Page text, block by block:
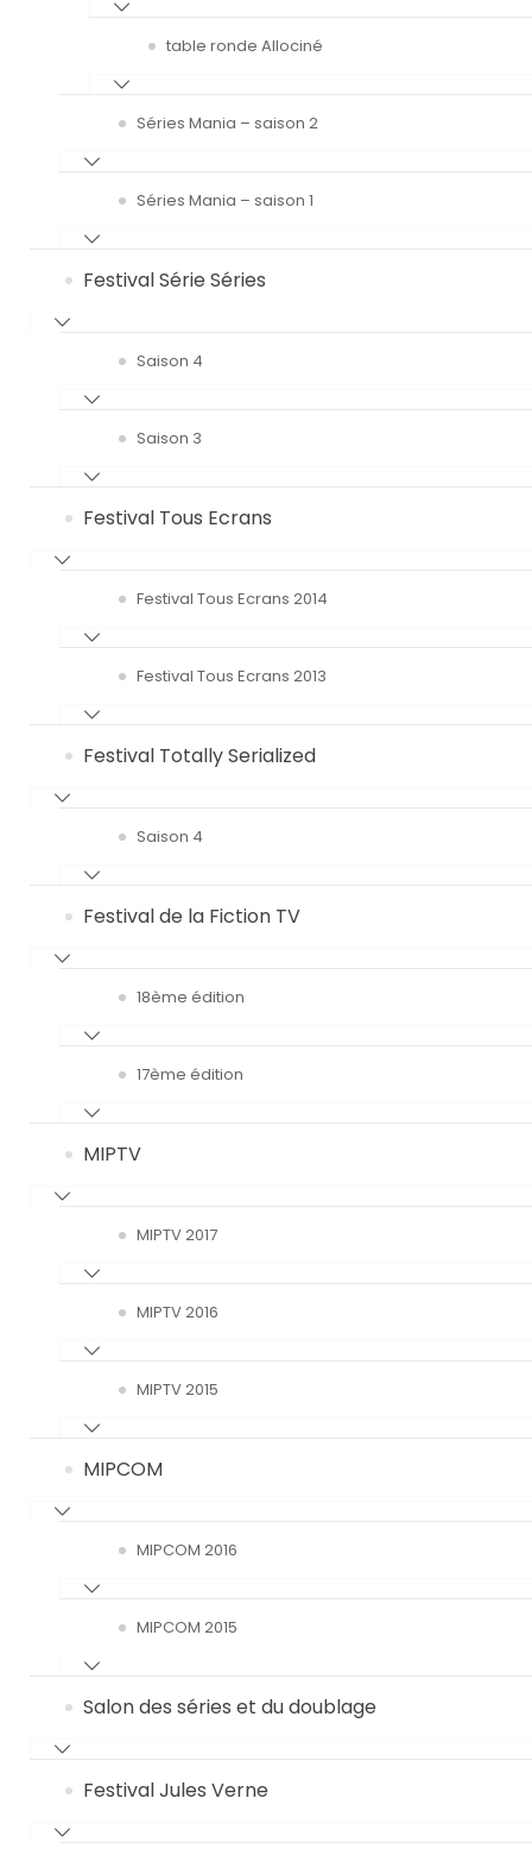
table ronde Allociné
Séries Mania – saison 2
Séries Mania – saison 1
Festival Série Séries
Saison 4
Saison 3
Festival Tous Ecrans
Festival Tous Ecrans 2014
Festival Tous Ecrans 2013
Festival Totally Serialized
Saison 4
Festival de la Fiction TV
18ème édition
17ème édition
MIPTV
MIPTV 2017
MIPTV 2016
MIPTV 2015
MIPCOM
MIPCOM 2016
MIPCOM 2015
Salon des séries et du doublage
Festival Jules Verne